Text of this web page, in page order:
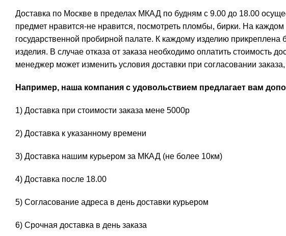
Доставка по Москве в пределах МКАД по будням с 9.00 до 18.00
предмет нравится-не нравится, посмотреть пломбы, бирки. На
государственной пробирной палате. К каждому изделию прикреплена
изделия. В случае отказа от заказа необходимо оплатить
менеджер может изменить условия доставки при согласовании
Например, наша компания с удовольствием предлагает вам
1) Доставка при стоимости заказа мене 5000р
2) Доставка к указанному времени
3) Доставка нашим курьером за МКАД (не более 10км)
4) Доставка после 18.00
5) Согласование адреса в день доставки курьером
6) Срочная доставка в день заказа